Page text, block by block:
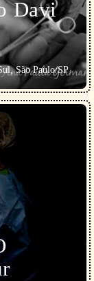
Davi
São Paulo/SP